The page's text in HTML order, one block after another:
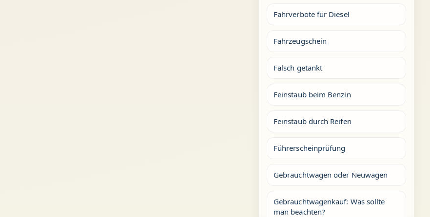
Fahrverbote für Diesel
Fahrzeugschein
Falsch getankt
Feinstaub beim Benzin
Feinstaub durch Reifen
Führerscheinprüfung
Gebrauchtwagen oder Neuwagen
Gebrauchtwagenkauf: Was sollte
man beachten?